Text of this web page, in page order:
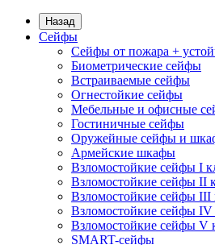
Назад
Сейфы
Сейфы от пожара +
Биометрические сейфы
Встраиваемые сейфы
Огнестойкие сейфы
Мебельные и офисные
Гостиничные сейфы
Оружейные сейфы и
Армейские шкафы
Взломостойкие сейфы I
Взломостойкие сейфы II
Взломостойкие сейфы III
Взломостойкие сейфы IV
Взломостойкие сейфы V
SMART-сейфы